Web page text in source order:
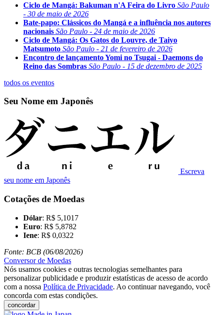
Ciclo de Mangá: Bakuman n'A Feira do Livro São Paulo
- 30 de maio de 2026
Bate-papo: Clássicos do Mangá e a influência nos autores
nacionais São Paulo - 24 de maio de 2026
Ciclo de Mangá: Os Gatos do Louvre, de Taiyo
Matsumoto São Paulo - 21 de fevereiro de 2026
Encontro de lançamento Yomi no Tsugai - Daemons do
Reino das Sombras São Paulo - 15 de dezembro de 2025
todos os eventos
Seu Nome em Japonês
Escreva
seu nome em Japonês
Cotações de Moedas
Dólar: R$ 5,1017
Euro: R$ 5,8782
Iene: R$ 0,0322
Fonte: BCB (06/08/2026)
Conversor de Moedas
Nós usamos cookies e outras tecnologias semelhantes para
personalizar publicidade e produzir estatísticas de acesso de acordo
com a nossa Política de Privacidade. Ao continuar navegando, você
concorda com estas condições.
concordar